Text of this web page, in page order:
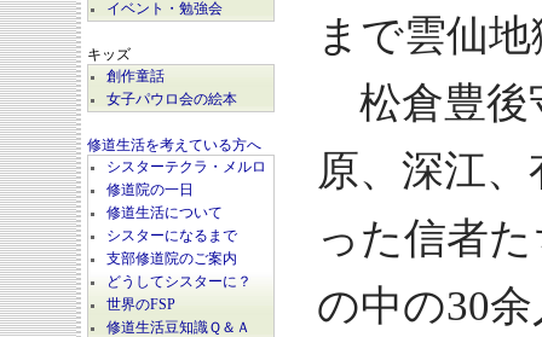
イベント・勉強会
キッズ
創作童話
女子パウロ会の絵本
修道生活を考えている方へ
シスターテクラ・メルロ
修道院の一日
修道生活について
シスターになるまで
支部修道院のご案内
どうしてシスターに？
世界のFSP
修道生活豆知識Ｑ＆Ａ
まで雲仙
松倉豊後
原、深江
った信者
の中の30